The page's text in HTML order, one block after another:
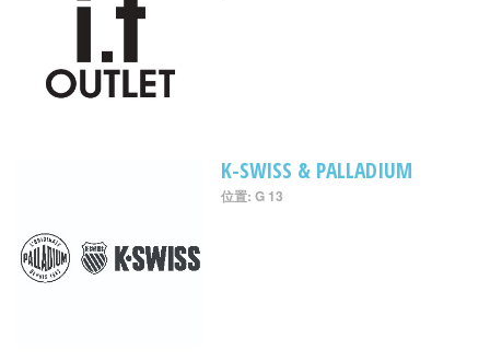
K-SWISS & PALLADIUM
位置: G 13